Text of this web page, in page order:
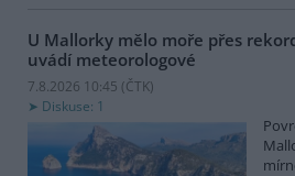
U Mallorky mělo moře přes
uvádí meteorologové
7.8.2026 10:45 (ČTK)
Diskuse: 1